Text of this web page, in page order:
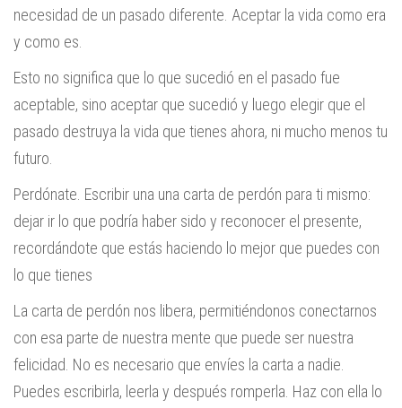
necesidad de un pasado diferente. Aceptar la vida como era
y como es.
Esto no significa que lo que sucedió en el pasado fue
aceptable, sino aceptar que sucedió y luego elegir que el
pasado destruya la vida que tienes ahora, ni mucho menos tu
futuro.
Perdónate. Escribir una una carta de perdón para ti mismo:
dejar ir lo que podría haber sido y reconocer el presente,
recordándote que estás haciendo lo mejor que puedes con
lo que tienes
La carta de perdón nos libera, permitiéndonos conectarnos
con esa parte de nuestra mente que puede ser nuestra
felicidad. No es necesario que envíes la carta a nadie.
Puedes escribirla, leerla y después romperla. Haz con ella lo